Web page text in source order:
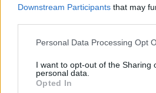
Downstream Participants that may
Personal Data Processing Opt
I want to opt-out of the Sharing
personal data.
Opted In